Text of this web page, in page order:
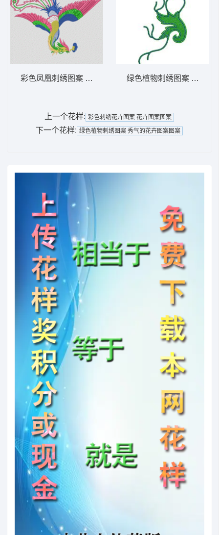
彩色凤凰刺绣图案 凤凰_EMB格式文件下载绿色植物刺绣图案 抽像牛
上一个花样: 彩色刺绣花卉图案 花卉图案图案
下一个花样: 绿色植物刺绣图案 秀气的花卉图案图案